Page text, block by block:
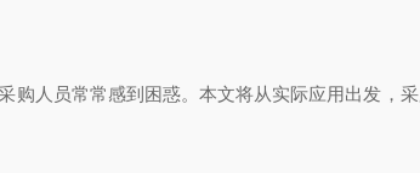
人员常常感到困惑。本文将从实际应用出发，